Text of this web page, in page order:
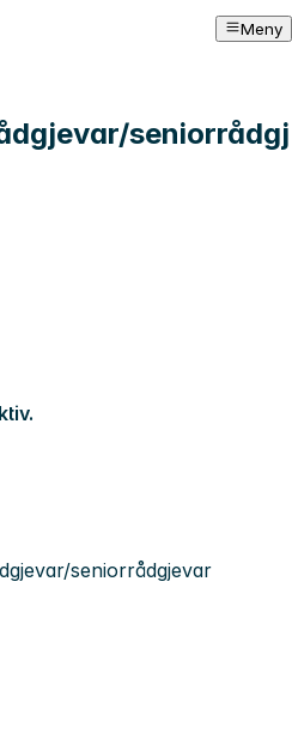
Meny
seniorrådgj
seniorrådgjevar